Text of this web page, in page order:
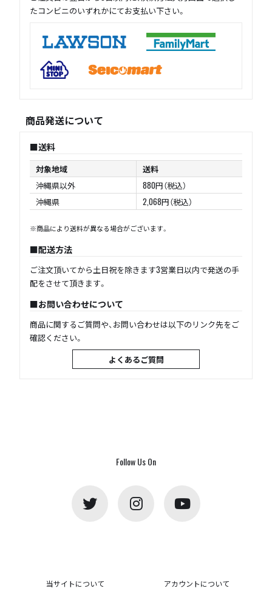
たコンビニのいずれかにてお支払い下さい。
商品発送について
送料
対象地域
送料
沖縄県以外
880円（税込）
沖縄県
2,068円（税込）
※商品により送料が異なる場合がございます。
配送方法
ご注文頂いてから土日祝を除きます3営業日以内で発送の手
配をさせて頂きます。
お問い合わせについて
商品に関するご質問や、お問い合わせは以下のリンク先をご
確認ください。
よくあるご質問
Follow Us On
当サイトについて アカウントについて